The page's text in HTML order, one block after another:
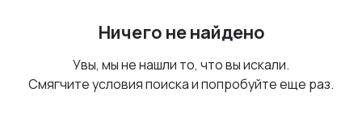
Ничего не найдено
Увы, мы не нашли то, что вы искали.
Смягчите условия поиска и попробуйте еще раз.